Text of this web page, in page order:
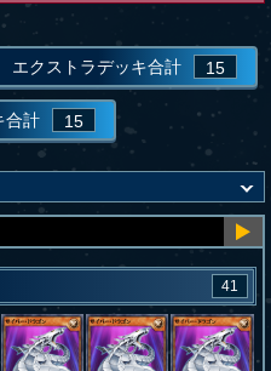
エクストラデッキ合計 15
合計 15
41